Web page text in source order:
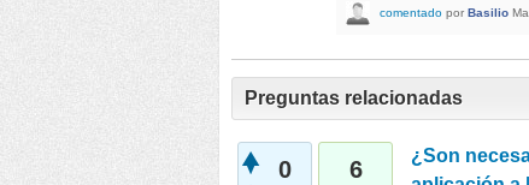
comentado por Basilio
Preguntas relacionadas
0 6
¿Son